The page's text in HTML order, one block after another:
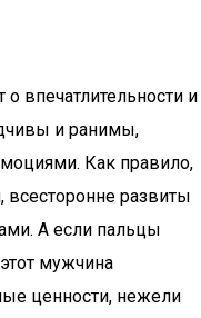
впечатлительности и
и ранимы,
Как правило,
развиты
А если пальцы
мужчина
ценности, нежели